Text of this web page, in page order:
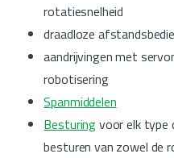
rotatiesnelheid
draadloze
aandrijvingen met
robotisering
Spanmiddelen
Besturingvoor elk type
besturen van zowel de